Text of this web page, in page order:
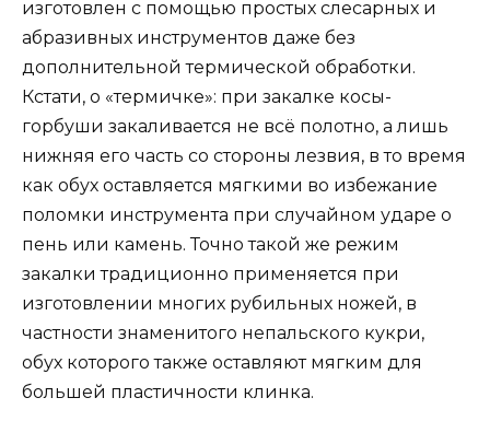
изготовлен с помощью простых слесарных и
абразивных инструментов даже без
дополнительной термической обработки.
Кстати, о «термичке»: при закалке косы-
горбуши закаливается не всё полотно, а лишь
нижняя его часть со стороны лезвия, в то время
как обух оставляется мягкими во избежание
поломки инструмента при случайном ударе о
пень или камень. Точно такой же режим
закалки традиционно применяется при
изготовлении многих рубильных ножей, в
частности знаменитого непальского кукри,
обух которого также оставляют мягким для
большей пластичности клинка.